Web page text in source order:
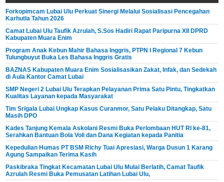
Forkopimcam Lubai Ulu Perkuat Sinergi Melalui Sosialisasi Pencegahan
Karhutla Tahun 2026
Camat Lubai Ulu Taufik Azrulah, S.Sos Hadiri Rapat Paripurna XII DPRD
Kabupaten Muara Enim
Program Anak Kebun Mahir Bahasa Inggris, PTPN I Regional 7 Kebun
Tulungbuyut Buka Les Bahasa Inggris Gratis
BAZNAS Kabupaten Muara Enim Sosialisasikan Zakat, Infak, dan Sedekah
di Aula Kantor Camat Lubai
SMP Negeri 2 Lubai Ulu Terapkan Pelayanan Prima Satu Pintu, Tingkatkan
Kualitas Layanan kepada Masyarakat
Tim Srigala Lubai Ungkap Kasus Curanmor, Satu Pelaku Ditangkap, Satu
Masih DPO
Kades Tanjung Kemala Askolani Resmi Buka Perlombaan HUT RI ke-81,
Serahkan Bantuan Bola Voli dan Dana Kegiatan kepada Panitia
Kepedulian Humas PT BSM Richy Tuai Apresiasi, Warga Dusun 1 Karang
Agung Sampaikan Terima Kasih
Paskibraka Tingkat Kecamatan Lubai Ulu Mulai Berlatih, Camat Taufik
Azrulah Resmi Buka Pemusatan Latihan Lubai Ulu,